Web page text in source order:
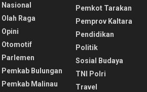
Nasional
Olah Raga
Opini
Otomotif
Parlemen
Pemkab Bulungan
Pemkab Malinau
Pemkot Tarakan
Pemprov Kaltara
Pendidikan
Politik
Sosial Budaya
TNI Polri
Travel